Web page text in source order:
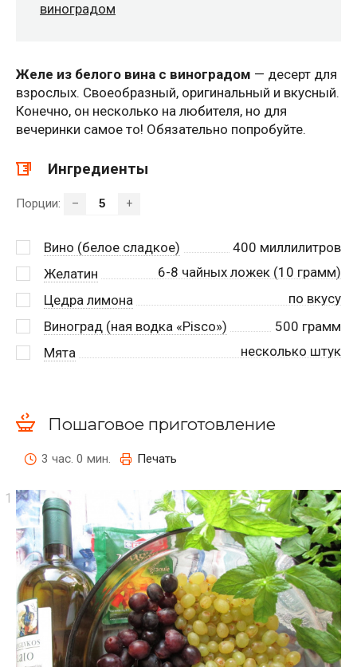
виноградом
Желе из белого вина с виноградом — десерт для
взрослых. Своеобразный, оригинальный и вкусный.
Конечно, он несколько на любителя, но для
вечеринки самое то! Обязательно попробуйте.
Ингредиенты
Порции: – +
Вино (белое сладкое) 400 миллилитров
Желатин
6-8 чайных ложек (10 грамм)
Цедра лимона
по вкусу
Виноград (ная водка «Pisco»)
500 грамм
Мята
несколько штук
Пошаговое приготовление
3 час. 0 мин. Печать